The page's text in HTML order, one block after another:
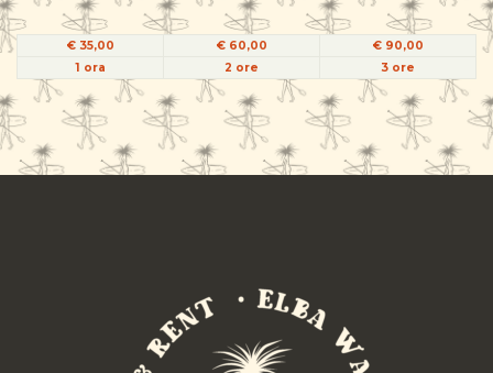
€ 35,00 € 60,00
€ 90,00
1 ora
2 ore 3 ore